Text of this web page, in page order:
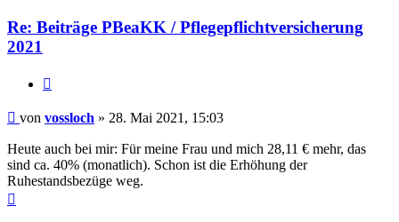
Re: Beiträge PBeaKK / Pflegepflichtversicherung
2021
Beitrag
von vossloch » 28. Mai 2021, 15:03
Heute auch bei mir: Für meine Frau und mich 28,11 € mehr, das
sind ca. 40% (monatlich). Schon ist die Erhöhung der
Ruhestandsbezüge weg.